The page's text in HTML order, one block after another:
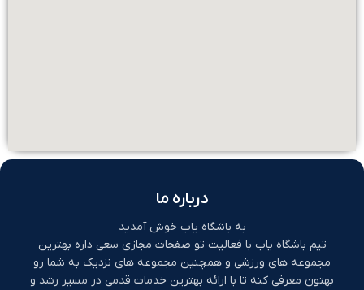
درباره ما
به باشگاه یاب خوش آمدید
تیم باشگاه یاب با فعالیت تو صفحات مجازی سعی داره بهترین
مجموعه های ورزشی و همچنین مجموعه های نزدیک به شما رو
بهتون معرفی کنه تا با ارائه بهترین خدمات قدمی در مسیر رشد و